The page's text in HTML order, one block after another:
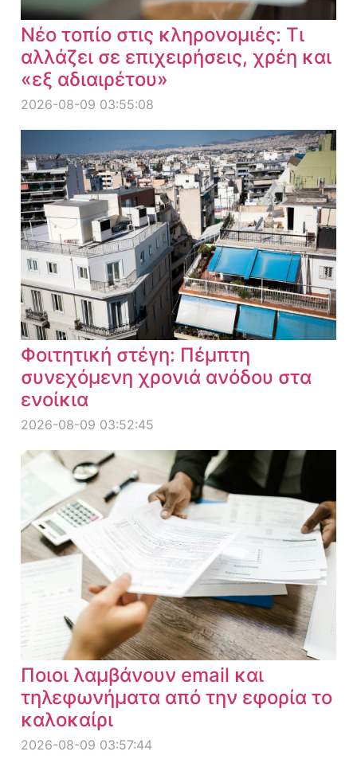
Νέο τοπίο στις κληρονομιές: Τι
αλλάζει σε επιχειρήσεις, χρέη και
«εξ αδιαιρέτου»
2026-08-09 03:55:08
Φοιτητική στέγη: Πέμπτη
συνεχόμενη χρονιά ανόδου στα
ενοίκια
2026-08-09 03:52:45
Ποιοι λαμβάνουν email και
τηλεφωνήματα από την εφορία το
καλοκαίρι
2026-08-09 03:57:44